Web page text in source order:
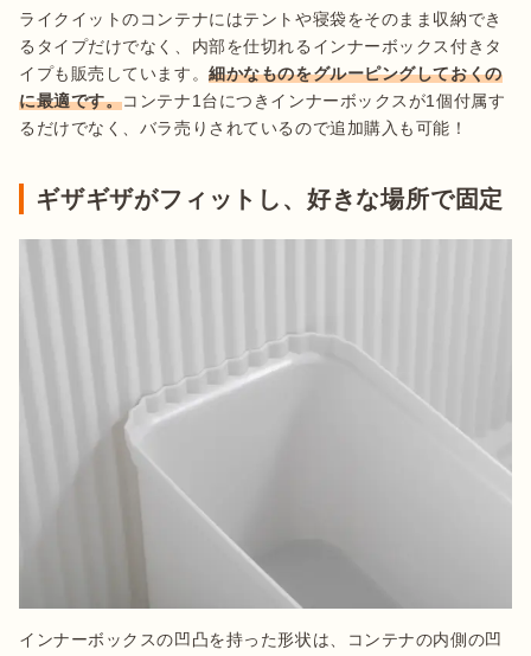
ライクイットのコンテナにはテントや寝袋をそのまま収納でき
るタイプだけでなく、内部を仕切れるインナーボックス付きタ
イプも販売しています。細かなものをグルーピングしておくの
に最適です。コンテナ1台につきインナーボックスが1個付属す
るだけでなく、バラ売りされているので追加購入も可能！
ギザギザがフィットし、好きな場所で固定
インナーボックスの凹凸を持った形状は、コンテナの内側の凹